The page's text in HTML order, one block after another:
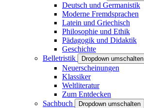
Deutsch und Germanistik
Moderne Fremdsprachen
Latein und Griechisch
Philosophie und Ethik
Pädagogik und Didaktik
Geschichte
Belletristik
Dropdown umschalten
Neuerscheinungen
Klassiker
Weltliteratur
Zum Entdecken
Sachbuch
Dropdown umschalten